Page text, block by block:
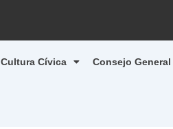
Cultura Cívica Consejo General